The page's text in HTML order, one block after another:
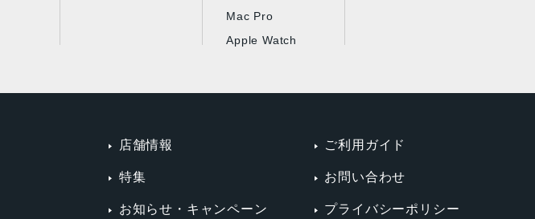
Mac Pro
Apple Watch
店舗情報
特集
お知らせ・キャンペーン
ご利用ガイド
お問い合わせ
プライバシーポリシー